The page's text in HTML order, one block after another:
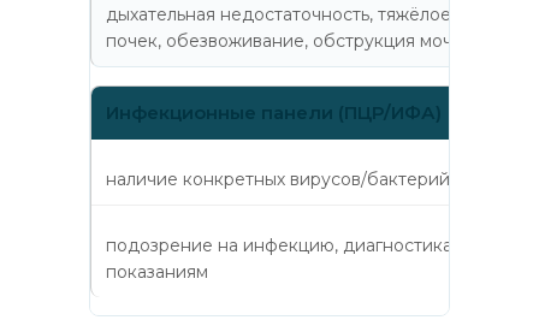
дыхательная недостаточность, тяжёлое
почек, обезвоживание, обструкция
Инфекционные панели (ПЦР/ИФА)
наличие конкретных вирусов/бактерий и
подозрение на инфекцию, диагностика по
показаниям